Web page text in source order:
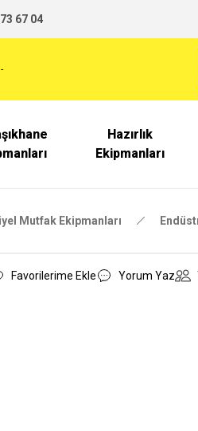
67 04
Hazırlık
Ekipmanları
Mutfak Ekipmanları
Yorum Yaz